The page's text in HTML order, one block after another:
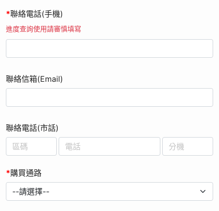
知，並有權對本活動之事宜作出解釋或裁決。;
*聯絡電話(手機)
進度查詢使用請審慎填寫
聯絡信箱(Email)
聯絡電話(市話)
*購買通路